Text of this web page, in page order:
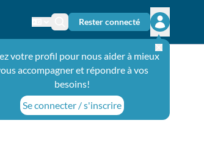
Changer de langue
Icône de recherche
Rester connecté
Ouvrir le
votre profil pour nous aider à mieux
accompagner et répondre à vos
besoins!
Se connecter / s'inscrire